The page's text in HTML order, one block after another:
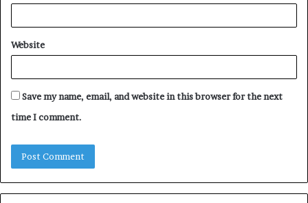
Website
Save my name, email, and website in this browser for the next
time I comment.